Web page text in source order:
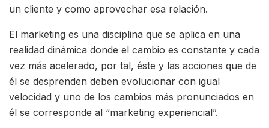
un cliente y como aprovechar esa relación.
El marketing es una disciplina que se aplica en una
realidad dinámica donde el cambio es constante y cada
vez más acelerado, por tal, éste y las acciones que de
él se desprenden deben evolucionar con igual
velocidad y uno de los cambios más pronunciados en
él se corresponde al “marketing experiencial”.